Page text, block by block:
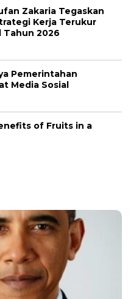
Zakaria Tegaskan
Kerja Terukur
Tahun 2026
Pemerintahan
Media Sosial
of Fruits in a